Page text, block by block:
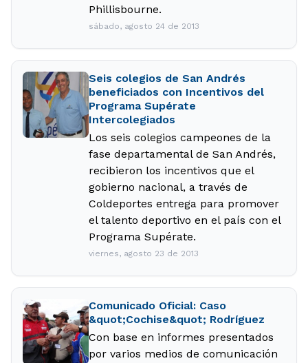
Phillisbourne.
sábado, agosto 24 de 2013
Seis colegios de San Andrés
beneficiados con Incentivos del
Programa Supérate
Intercolegiados
Los seis colegios campeones de la
fase departamental de San Andrés,
recibieron los incentivos que el
gobierno nacional, a través de
Coldeportes entrega para promover
el talento deportivo en el país con el
Programa Supérate.
viernes, agosto 23 de 2013
Comunicado Oficial: Caso
&quot;Cochise&quot; Rodríguez
Con base en informes presentados
por varios medios de comunicación